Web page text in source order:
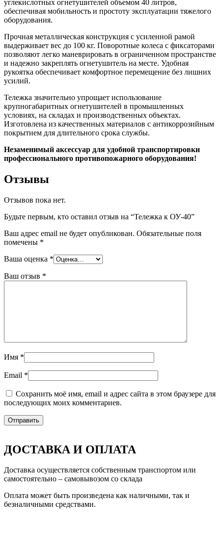
углекислотных огнетушителей объемом 40 литров,
обеспечивая мобильность и простоту эксплуатации тяжелого
оборудования.
Прочная металлическая конструкция с усиленной рамой
выдерживает вес до 100 кг. Поворотные колеса с фиксаторами
позволяют легко маневрировать в ограниченном пространстве
и надежно закреплять огнетушитель на месте. Удобная
рукоятка обеспечивает комфортное перемещение без лишних
усилий.
Тележка значительно упрощает использование
крупногабаритных огнетушителей в промышленных
условиях, на складах и производственных объектах.
Изготовлена из качественных материалов с антикоррозийным
покрытием для длительного срока службы.
Незаменимый аксессуар для удобной транспортировки
профессионального противопожарного оборудования!
Отзывы
Отзывов пока нет.
Будьте первым, кто оставил отзыв на “Тележка к ОУ-40”
Ваш адрес email не будет опубликован. Обязательные поля
помечены *
Ваша оценка *
Ваш отзыв *
Имя *
Email *
Сохранить моё имя, email и адрес сайта в этом браузере для
последующих моих комментариев.
ДОСТАВКА И ОПЛАТА
Доставка осуществляется собственным транспортом или
самостоятельно – самовывозом со склада
Оплата может быть произведена как наличными, так и
безналичными средствами.